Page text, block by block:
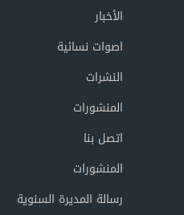
الأخبار
اصوات نسائية
النشرات
المنشورات
اتصل بنا
المنشورات
رسالة المديرة السنوية